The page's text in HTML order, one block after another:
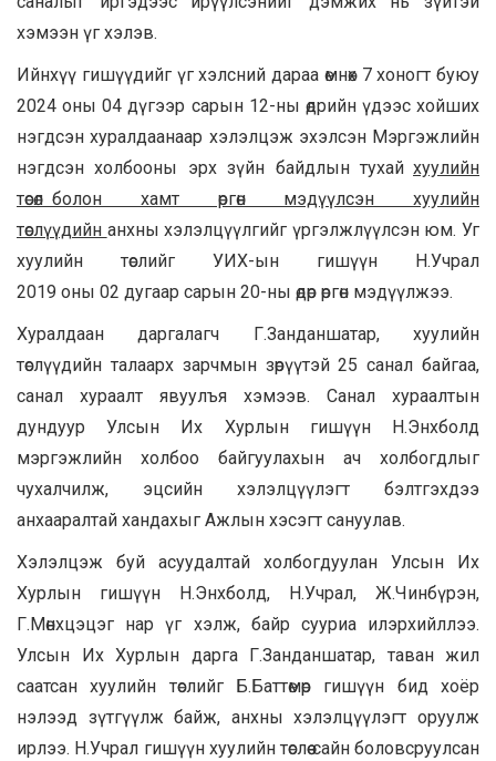
хэмээн үг хэлэв.
Ийнхүү гишүүдийг үг хэлсний дараа өмнөх 7 хоногт буюу
2024 оны 04 дүгээр сарын 12-ны өдрийн үдээс хойших
нэгдсэн хуралдаанаар хэлэлцэж эхэлсэн Мэргэжлийн
нэгдсэн холбооны эрх зүйн байдлын тухай хуулийн
төсөл болон хамт өргөн мэдүүлсэн хуулийн
төслүүдийн анхны хэлэлцүүлгийг үргэлжлүүлсэн юм. Уг
хуулийн төслийг УИХ-ын гишүүн Н.Учрал
2019 оны 02 дугаар сарын 20-ны өдөр өргөн мэдүүлжээ.
Хуралдаан даргалагч Г.Занданшатар, хуулийн
төслүүдийн талаарх зарчмын зөрүүтэй 25 санал байгаа,
санал хураалт явуулъя хэмээв. Санал хураалтын
дундуур Улсын Их Хурлын гишүүн Н.Энхболд
мэргэжлийн холбоо байгуулахын ач холбогдлыг
чухалчилж, эцсийн хэлэлцүүлэгт бэлтгэхдээ
анхааралтай хандахыг Ажлын хэсэгт сануулав.
Хэлэлцэж буй асуудалтай холбогдуулан Улсын Их
Хурлын гишүүн Н.Энхболд, Н.Учрал, Ж.Чинбүрэн,
Г.Мөнхцэцэг нар үг хэлж, байр сууриа илэрхийллээ.
Улсын Их Хурлын дарга Г.Занданшатар, таван жил
саатсан хуулийн төслийг Б.Баттөмөр гишүүн бид хоёр
нэлээд зүтгүүлж байж, анхны хэлэлцүүлэгт оруулж
ирлээ. Н.Учрал гишүүн хуулийн төслөө сайн боловсруулсан